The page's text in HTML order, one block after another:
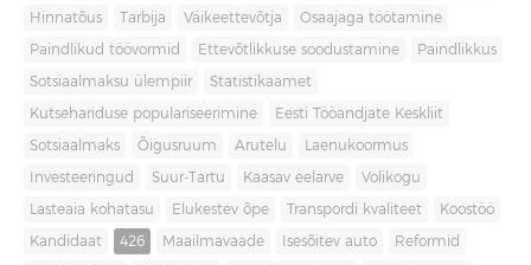
Hinnatõus Tarbija Väikeettevõtja Osaajaga töötamine
Paindlikud töövormid Ettevõtlikkuse soodustamine Paindlikkus
Sotsiaalmaksu ülempiir Statistikaamet
Kutsehariduse populariseerimine Eesti Tööandjate Keskliit
Sotsiaalmaks Õigusruum Arutelu Laenukoormus
Investeeringud Suur-Tartu Kaasav eelarve Volikogu
Lasteaia kohatasu Elukestev õpe Transpordi kvaliteet Koostöö
Kandidaat 426 Maailmavaade Isesõitev auto Reformid